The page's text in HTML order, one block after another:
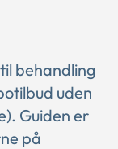
behandling
uden
Guiden er
på